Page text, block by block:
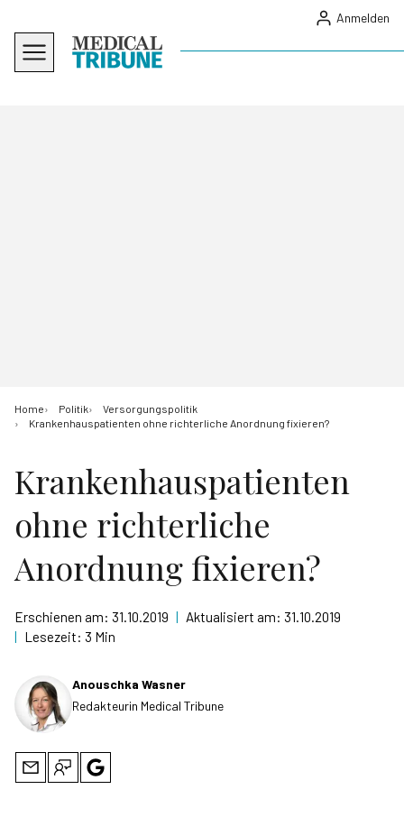
Anmelden
Home Politik
Versorgungspolitik
Krankenhauspatienten ohne richterliche Anordnung fixieren?
Krankenhauspatienten
ohne richterliche
Anordnung fixieren?
Erschienen am: 31.10.2019 | Aktualisiert am: 31.10.2019
| Lesezeit: 3 Min
Anouschka Wasner
Redakteurin Medical Tribune